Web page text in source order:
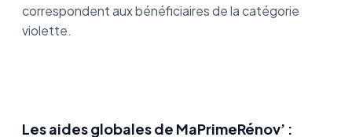
correspondent aux bénéficiaires de la catégorie
violette.
Les aides globales de MaPrimeRénov’ :